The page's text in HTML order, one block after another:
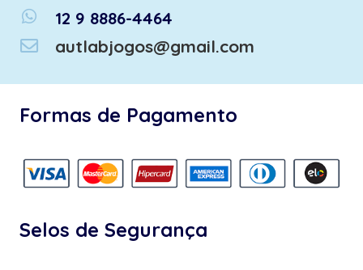
whatsapp
12 9 8886-4464
autlabjogos@gmail.com
Formas de Pagamento
Selos de Segurança